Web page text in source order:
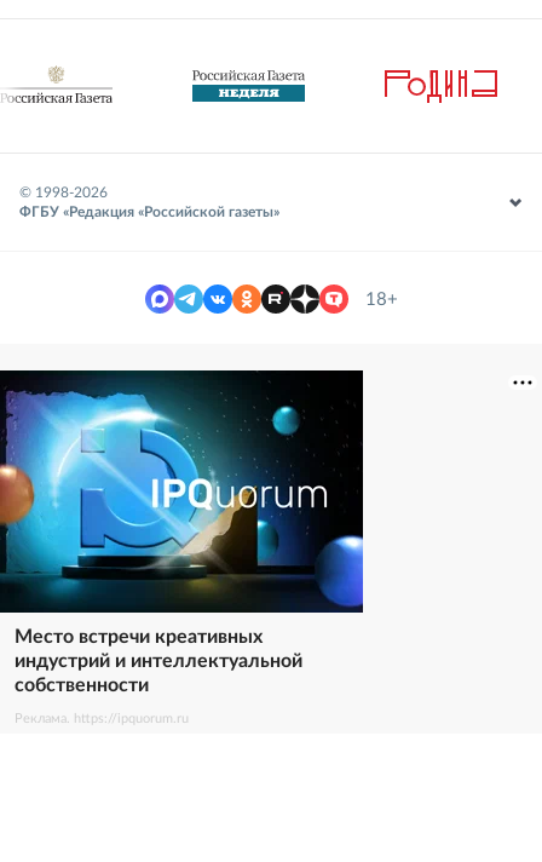
© 1998-2026
ФГБУ «Редакция «Российской газеты»
18+
Место встречи креативных
индустрий и интеллектуальной
собственности
Реклама. https://ipquorum.ru